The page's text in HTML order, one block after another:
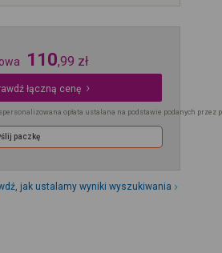
110,99 zł
łączną cenę
opłata ustalana na podstawie podanych przez
paczkę
jak ustalamy wyniki wyszukiwania